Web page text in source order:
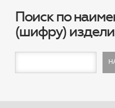
Поиск по
(шифру)